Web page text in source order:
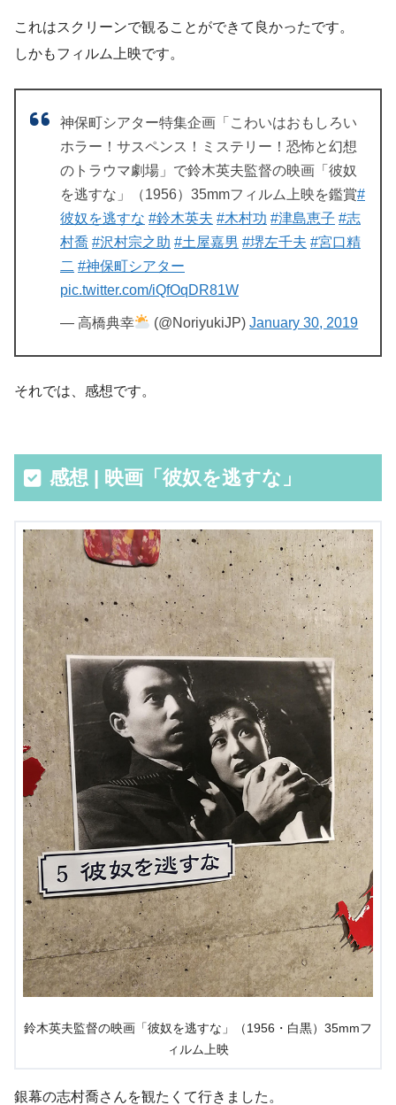
これはスクリーンで観ることができて良かったです。
しかもフィルム上映です。
神保町シアター特集企画「こわいはおもしろい
ホラー！サスペンス！ミステリー！恐怖と幻想
のトラウマ劇場」で鈴木英夫監督の映画「彼奴
を逃すな」（1956）35mmフィルム上映を鑑賞#
彼奴を逃すな #鈴木英夫 #木村功 #津島恵子 #志
村喬 #沢村宗之助 #土屋嘉男 #堺左千夫 #宮口精
二 #神保町シアター
pic.twitter.com/iQfOqDR81W
— 高橋典幸 (@NoriyukiJP)January 30, 2019
それでは、感想です。
感想 | 映画「彼奴を逃すな」
鈴木英夫監督の映画「彼奴を逃すな」（1956・白黒）35mmフ
ィルム上映
銀幕の志村喬さんを観たくて行きました。